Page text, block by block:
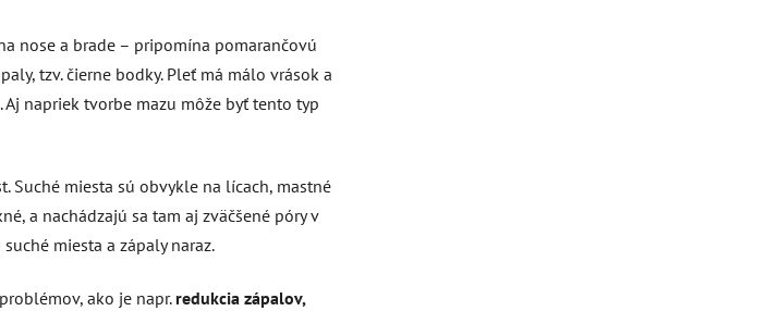
nose a brade – pripomína pomarančovú
tzv. čierne bodky. Pleť má málo vrások a
napriek tvorbe mazu môže byť tento typ
Suché miesta sú obvykle na lícach, mastné
a nachádzajú sa tam aj zväčšené póry v
miesta a zápaly naraz.
ako je napr. redukcia zápalov,